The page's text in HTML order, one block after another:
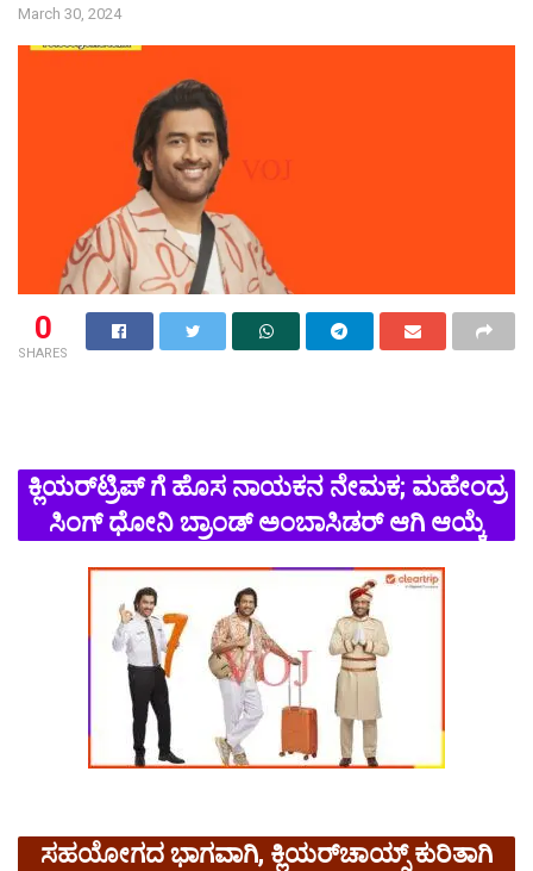
March 30, 2024
0
SHARES
ಕ್ಲಿಯರ್‌ಟ್ರಿಪ್ ಗೆ ಹೊಸ ನಾಯಕನ ನೇಮಕ; ಮಹೇಂದ್ರ
ಸಿಂಗ್ ಧೋನಿ ಬ್ರಾಂಡ್ ಅಂಬಾಸಿಡರ್ ಆಗಿ ಆಯ್ಕೆ
ಸಹಯೋಗದ ಭಾಗವಾಗಿ, ಕ್ಲಿಯರ್‌ಚಾಯ್ಸ್‌ ಕುರಿತಾಗಿ